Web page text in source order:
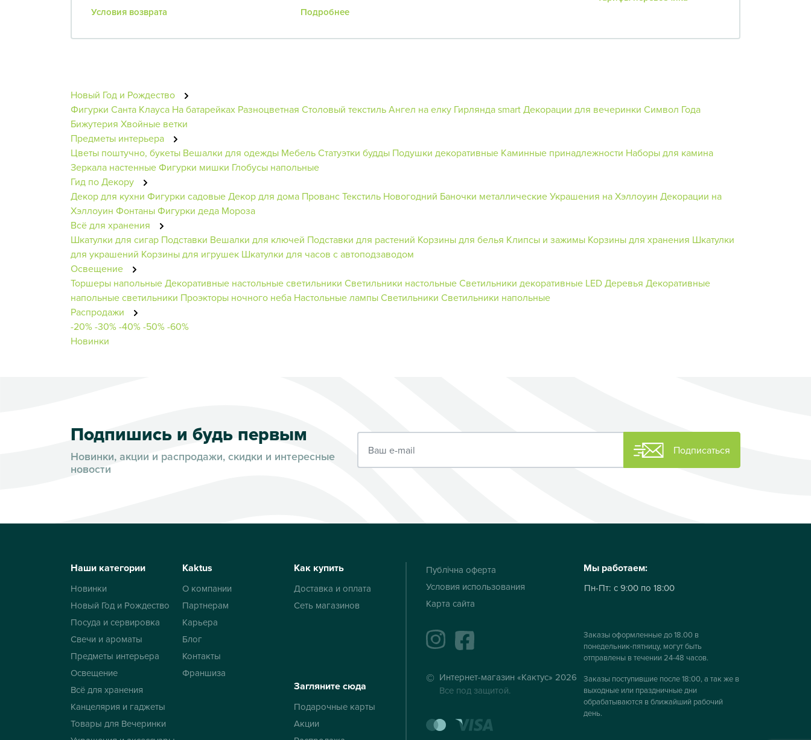
Условия возврата Подробнее
Новый Год и Рождество
Фигурки Санта Клауса На батарейках Разноцветная Столовый текстильАнгел на елку Гирлянда smartДекорации для вечеринки Символ Года
Бижутерия Хвойные ветки
Предметы интерьера
Цветы поштучно, букеты Вешалки для одежды МебельСтатуэтки будды Подушки декоративные Каминные принадлежности Наборы для камина
Зеркала настенныеФигурки мишки Глобусы напольные
Гид по Декору
Декор для кухни Фигурки садовыеДекор для дома ПровансТекстиль Новогодний Баночки металлическиеУкрашения на Хэллоуин Декорации на
Хэллоуин ФонтаныФигурки деда Мороза
Всё для хранения
Шкатулки для сигар Подставки Вешалки для ключей Подставки для растений Корзины для белья Клипсы и зажимы Корзины для хранения Шкатулки
для украшений Корзины для игрушек Шкатулки для часов с автоподзаводом
Освещение
Торшеры напольныеДекоративные настольные светильники Светильники настольныеСветильники декоративные LED Деревья Декоративные
напольные светильники Проэкторы ночного неба Настольные лампыСветильники Светильники напольные
Распродажи
-20%-30%-40%-50%-60%
Новинки
Подпишись и будь первым
Новинки, акции и распродажи, скидки и интересные
новости
Подписаться
Наши категории
Новинки
Новый Год и Рождество
Посуда и сервировка
Свечи и ароматы
Предметы интерьера
Освещение
Всё для хранения
Канцелярия и гаджеты
Товары для Вечеринки
Kaktus
О компании
Партнерам
Карьера
Блог
Контакты
Франшиза
Как купить
Доставка и оплата
Сеть магазинов
Загляните сюда
Подарочные карты
Акции
Публічна оферта
Условия использования
Карта сайта
instagramfacebook
Интернет-магазин «Кактус» 2026
Все под защитой.
mastercard
Мы работаем:
Пн-Пт: с 9:00 по 18:00
Заказы оформленные до 18.00 в
понедельник-пятницу, могут быть
отправлены в течении 24-48 часов.
Заказы поступившие после 18:00, а так же в
выходные или праздничные дни
обрабатываются в ближайший рабочий
день.